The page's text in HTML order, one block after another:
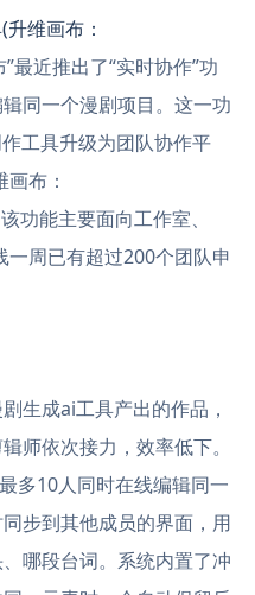
维画布：
”最近推出了“实时协作”功
同一个漫剧项目。这一功
工具升级为团队协作平
布：
功能主要面向工作室、
周已有超过200个团队申
生成ai工具产出的作品，
师依次接力，效率低下。
多10人同时在线编辑同一
步到其他成员的界面，用
哪段台词。系统内置了冲